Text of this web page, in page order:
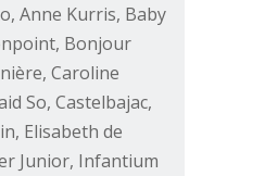
Anne Kurris, Baby
Bonjour
Caroline
So, Castelbajac,
Elisabeth de
Junior, Infantium